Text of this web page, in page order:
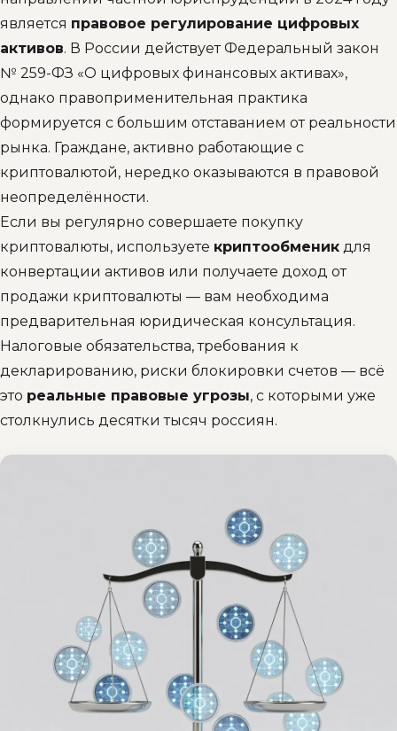
является правовое регулирование цифровых
активов. В России действует Федеральный закон
№ 259-ФЗ «О цифровых финансовых активах»,
однако правоприменительная практика
формируется с большим отставанием от реальности
рынка. Граждане, активно работающие с
криптовалютой, нередко оказываются в правовой
неопределённости.
Если вы регулярно совершаете покупку
криптовалюты, используете криптообменик для
конвертации активов или получаете доход от
продажи криптовалюты — вам необходима
предварительная юридическая консультация.
Налоговые обязательства, требования к
декларированию, риски блокировки счетов — всё
это реальные правовые угрозы, с которыми уже
столкнулись десятки тысяч россиян.